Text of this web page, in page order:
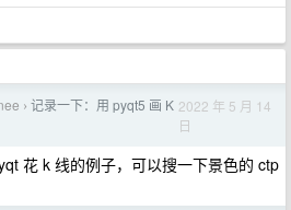
› 记录一下：用 pyqt5 画 K 2022 年 5 月 14
日
花 k 线的例子，可以搜一下景色的 ctp